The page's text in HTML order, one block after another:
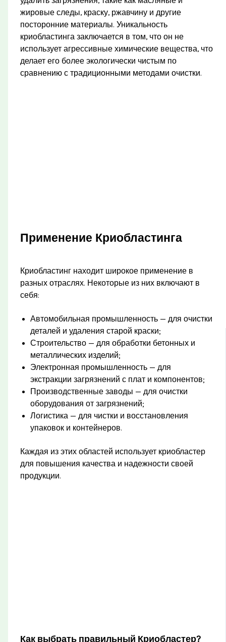
жировые следы, краску, ржавчину и другие
посторонние материалы. Уникальность
криобластинга заключается в том, что он не
использует агрессивные химические вещества, что
делает его более экологически чистым по
сравнению с традиционными методами очистки.
Применение Криобластинга
Криобластинг находит широкое применение в
разных отраслях. Некоторые из них включают в
себя:
Автомобильная промышленность — для очистки
деталей и удаления старой краски;
Строительство — для обработки бетонных и
металлических изделий;
Электронная промышленность — для
экстракции загрязнений с плат и компонентов;
Производственные заводы — для очистки
оборудования от загрязнений;
Логистика — для чистки и восстановления
упаковок и контейнеров.
Каждая из этих областей использует криобластер
для повышения качества и надежности своей
продукции.
Как выбрать правильный Криобластер?